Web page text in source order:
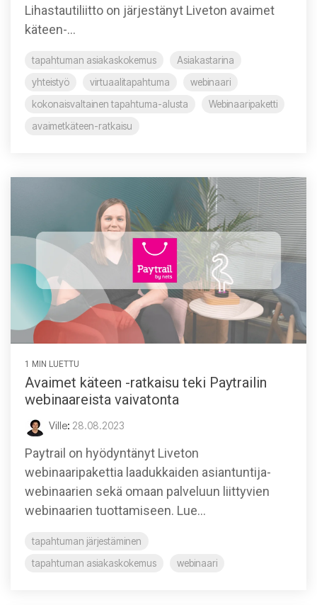
Lihastautiliitto on järjestänyt Liveton avaimet
käteen-...
tapahtuman asiakaskokemus
Asiakastarina
yhteistyö
virtuaalitapahtuma
webinaari
kokonaisvaltainen tapahtuma-alusta
Webinaaripaketti
avaimetkäteen-ratkaisu
1 MIN LUETTU
Avaimet käteen -ratkaisu teki Paytrailin
webinaareista vaivatonta
Ville: 28.08.2023
Paytrail on hyödyntänyt Liveton
webinaaripakettia laadukkaiden asiantuntija-
webinaarien sekä omaan palveluun liittyvien
webinaarien tuottamiseen. Lue...
tapahtuman järjestäminen
tapahtuman asiakaskokemus
webinaari